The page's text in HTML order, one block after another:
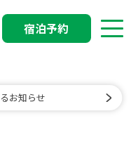
お知らせ
宿泊予約